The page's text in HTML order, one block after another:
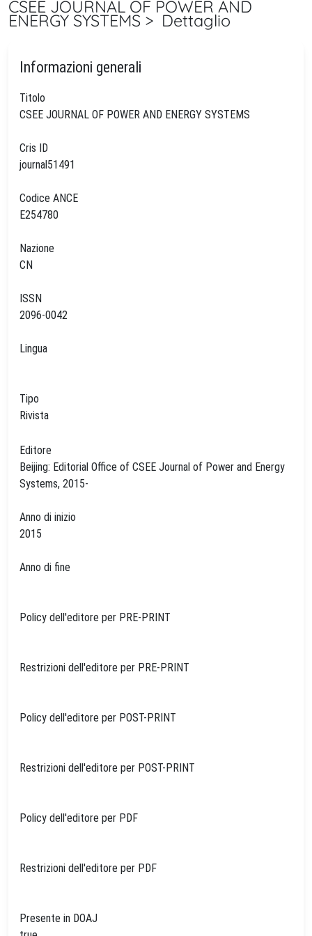
CSEE JOURNAL OF POWER AND
ENERGY SYSTEMS > Dettaglio
Informazioni generali
Titolo
Cris ID
Codice ANCE
Nazione
ISSN
Lingua
Tipo
Rivista
Editore
Beijing: Editorial Office of CSEE Journal of Power and Energy
Anno di inizio
Anno di fine
Policy dell'editore per PRE-PRINT
Restrizioni dell'editore per PRE-PRINT
Policy dell'editore per POST-PRINT
Restrizioni dell'editore per POST-PRINT
Policy dell'editore per PDF
Restrizioni dell'editore per PDF
Presente in DOAJ